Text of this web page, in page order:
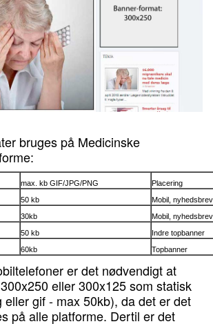
bruges på Medicinske
max. kb GIF/JPG/PNG
Placering
50 kb
Mobil,
30kb
Mobil,
50 kb
Indre topbanner
60kb Topbanner
er det nødvendigt at
eller 300x125 som statisk
eller gif - max 50kb), da det er det
på alle platforme. Dertil er det